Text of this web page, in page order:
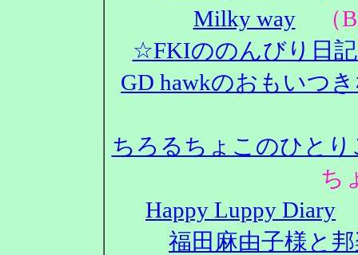
Milky way（
☆FKIののんびり日
GD hawkのおもいつ
ちろるちょこのひとり
ち
Happy Luppy Diary
福田麻由子様と